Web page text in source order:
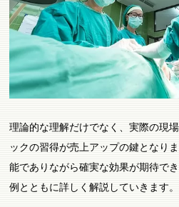
理論的な理解だけでなく、実際の現
ックの習得が売上アップの鍵となり
能でありながら確実な効果が期待で
例とともに詳しく解説していきます。